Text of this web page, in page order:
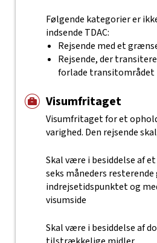
Følgende kategorier er
indsende TDAC:
Rejsende med et
Rejsende, der
forlade transitområdet
Visumfritaget
Visumfritaget for et
varighed. Den rejsende
Skal være i besiddelse af
seks måneders
indrejsetidspunktet og
visumside
Skal være i besiddelse af